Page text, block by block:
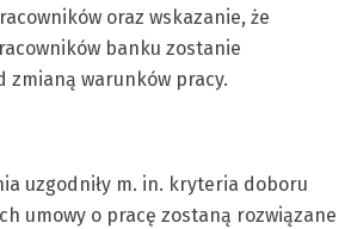
oraz wskazanie, że
banku zostanie
zmianą warunków pracy.
uzgodniły m. in. kryteria doboru
umowy o pracę zostaną rozwiązane